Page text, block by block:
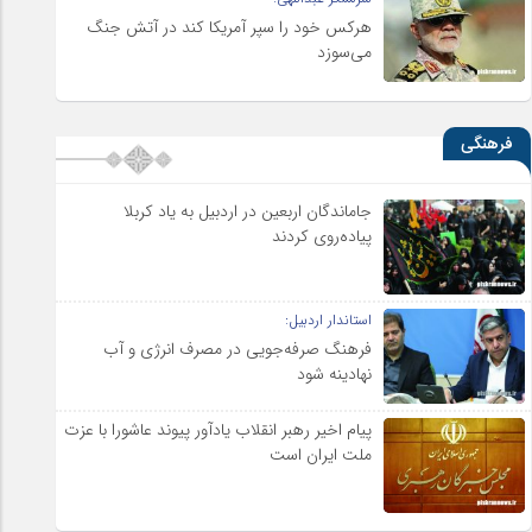
هرکس خود را سپر آمریکا کند در آتش جنگ
می‌سوزد
فرهنگی
جاماندگان اربعین در اردبیل به یاد کربلا
پیاده‌روی کردند
استاندار اردبیل:
فرهنگ صرفه‌جویی در مصرف انرژی و آب
نهادینه شود
پیام اخیر رهبر انقلاب یادآور پیوند عاشورا با عزت
ملت ایران است